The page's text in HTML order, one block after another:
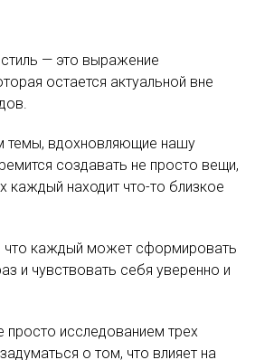
— это выражение
остается актуальной вне
темы, вдохновляющие нашу
создавать не просто вещи,
каждый находит что-то близкое
что каждый может сформировать
и чувствовать себя уверенно и
просто исследованием трех
о том, что влияет на